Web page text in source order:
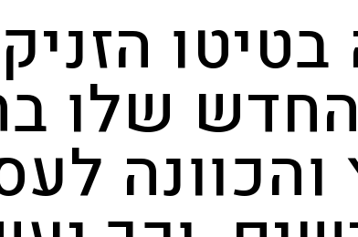
שלו
והכוונה